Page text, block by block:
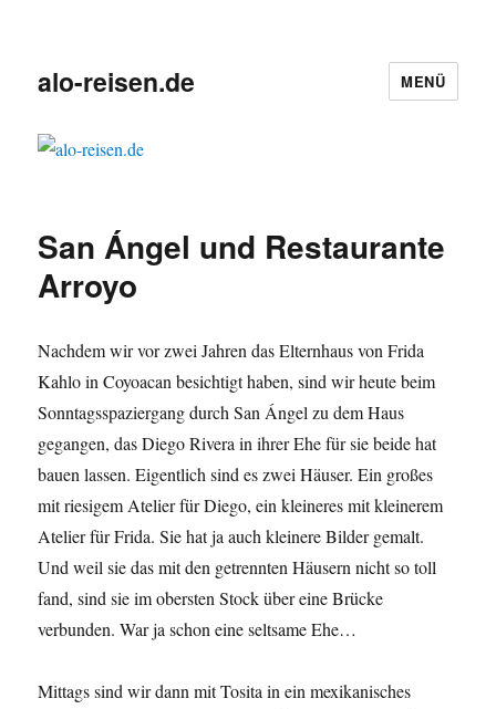
alo-reisen.de MENÜ
San Ángel und Restaurante
Arroyo
Nachdem wir vor zwei Jahren das Elternhaus von Frida
Kahlo in Coyoacan besichtigt haben, sind wir heute beim
Sonntagsspaziergang durch San Ángel zu dem Haus
gegangen, das Diego Rivera in ihrer Ehe für sie beide hat
bauen lassen. Eigentlich sind es zwei Häuser. Ein großes
mit riesigem Atelier für Diego, ein kleineres mit kleinerem
Atelier für Frida. Sie hat ja auch kleinere Bilder gemalt.
Und weil sie das mit den getrennten Häusern nicht so toll
fand, sind sie im obersten Stock über eine Brücke
verbunden. War ja schon eine seltsame Ehe…
Mittags sind wir dann mit Tosita in ein mexikanisches